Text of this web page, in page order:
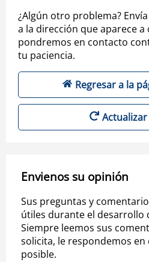
¿Algún otro problema?
a la dirección que aparece
pondremos en contacto
tu paciencia.
Regresar a la
Envienos su opinión
Sus preguntas y
útiles durante el desarrollo
Siempre leemos sus
solicita, le respondemos
posible.